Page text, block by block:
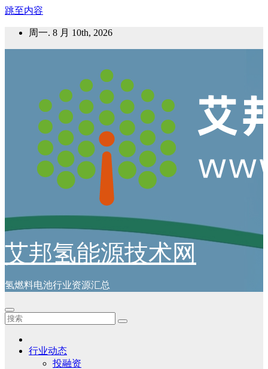
跳至内容
周一. 8 月 10th, 2026
艾邦氢能源技术网
氢燃料电池行业资源汇总
行业动态
投融资